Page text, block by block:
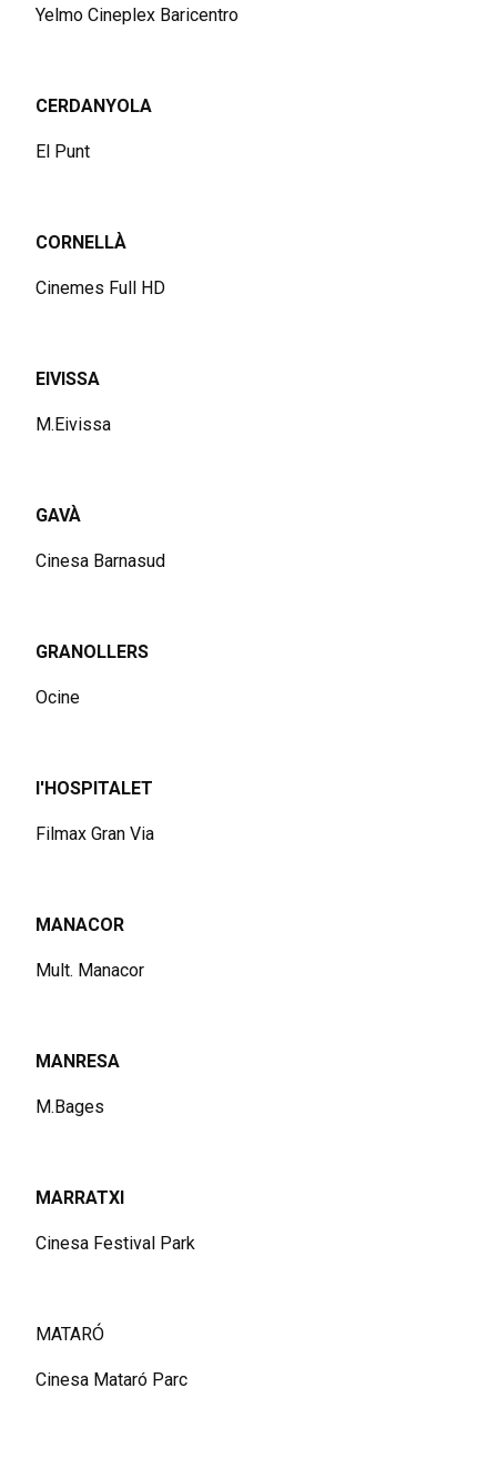
Yelmo Cineplex Baricentro
CERDANYOLA
El Punt
CORNELLÀ
Cinemes Full HD
EIVISSA
M.Eivissa
GAVÀ
Cinesa Barnasud
GRANOLLERS
Ocine
l'HOSPITALET
Filmax Gran Via
MANACOR
Mult. Manacor
MANRESA
M.Bages
MARRATXI
Cinesa Festival Park
MATARÓ
Cinesa Mataró Parc